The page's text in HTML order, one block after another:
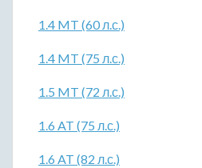
1.4 MT (60 л.с.)
1.4 MT (75 л.с.)
1.5 MT (72 л.с.)
1.6 AT (75 л.с.)
1.6 AT (82 л.с.)